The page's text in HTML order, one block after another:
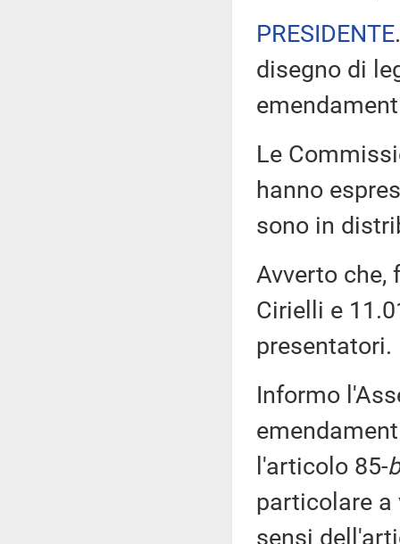
PRESIDENTE
disegno di
Le
hanno
sono in
Avverto che,
Cirielli e
presentatori.
Informo
l'articolo 85-
particolare a
sensi